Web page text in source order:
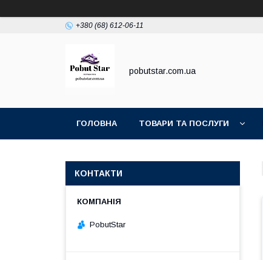
+380 (68) 612-06-11
pobutstar.com.ua
ГОЛОВНА ТОВАРИ ТА ПОСЛУГИ
КОНТАКТИ
PobutStar